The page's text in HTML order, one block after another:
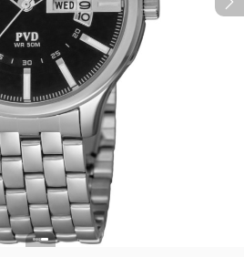
Previous